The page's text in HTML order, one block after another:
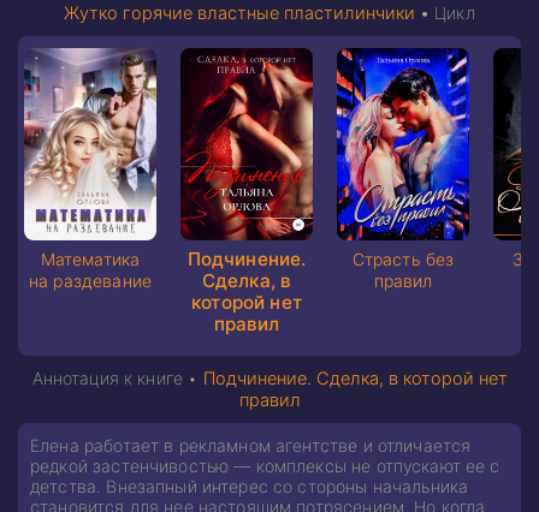
Жутко горячие властные пластилинчики • Цикл
Математика
на раздевание
Подчинение.
Сделка, в
которой нет
правил
Страсть без
правил
Аннотация к книге • Подчинение. Сделка, в которой нет
правил
Елена работает в рекламном агентстве и отличается
редкой застенчивостью — комплексы не отпускают ее с
детства. Внезапный интерес со стороны начальника
становится для нее настоящим потрясением. Но когда